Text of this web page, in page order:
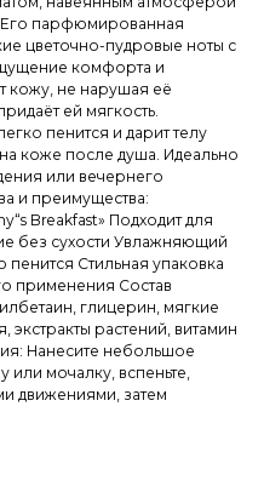
Его парфюмированная
цветочно-пудровые ноты с
комфорта и
кожу, не нарушая её
ей мягкость.
пенится и дарит телу
коже после душа. Идеально
или вечернего
и преимущества:
Breakfast» Подходит для
без сухости Увлажняющий
Стильная упаковка
применения Состав
глицерин, мягкие
растений, витамин
Нанесите небольшое
или мочалку, вспеньте,
движениями, затем